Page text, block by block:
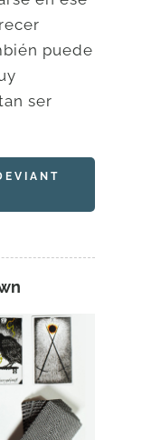
puede
ser